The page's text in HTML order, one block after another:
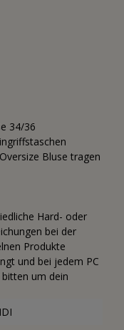
34/36
Bluse tragen
Hard- oder
bei der
Produkte
und bei jedem PC
um dein